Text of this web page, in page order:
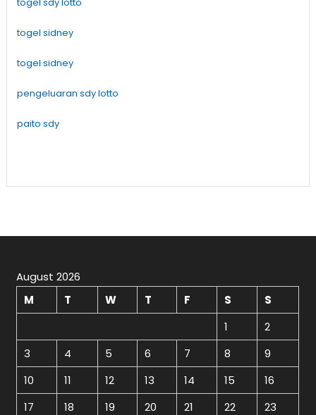
togel sidney
togel sidney
pengeluaran sdy lotto
paito sdy
August 2026
M
T W T F S
S
1
2
3
4 5 6 7 8
9
10
11 12 13 14 15
16
17
18 19 20 21 22
23